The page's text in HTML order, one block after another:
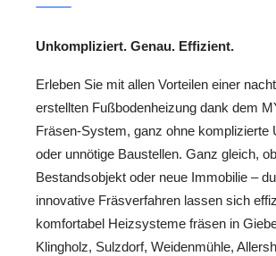
Unkompliziert. Genau. Effizient.
Erleben Sie mit allen Vorteilen einer
erstellten Fußbodenheizung dank dem
Fräsen-System, ganz ohne komplizierte
oder unnötige Baustellen. Ganz gleich, ob
Bestandsobjekt oder neue Immobilie –
innovative Fräsverfahren lassen sich
komfortabel Heizsysteme fräsen in
Klingholz, Sulzdorf, Weidenmühle,